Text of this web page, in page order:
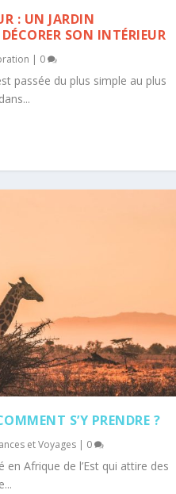
: UN JARDIN
SON INTÉRIEUR
| 0
passée du plus simple au plus
S’Y PRENDRE ?
et Voyages| 0
en Afrique de l’Est qui attire des